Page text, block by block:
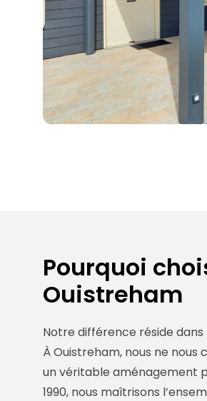
Pourquoi
Ouistreham
Notre différence réside
À Ouistreham, nous ne
un véritable aménagement
1990, nous maîtrisons